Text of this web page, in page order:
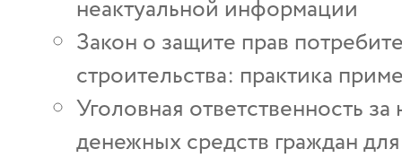
неактуальной информации
Закон о защите прав
строительства: практика
Уголовная ответственность
денежных средств граждан